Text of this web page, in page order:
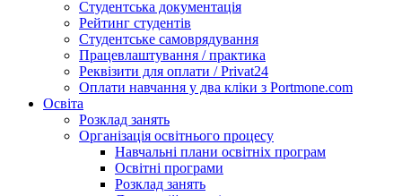
Студентська документація
Рейтинг студентів
Студентське самоврядування
Працевлаштування / практика
Реквізити для оплати / Privat24
Оплати навчання у два кліки з Portmone.com
Освіта
Розклад занять
Організація освітнього процесу
Навчальні плани освітніх програм
Освітні програми
Розклад занять